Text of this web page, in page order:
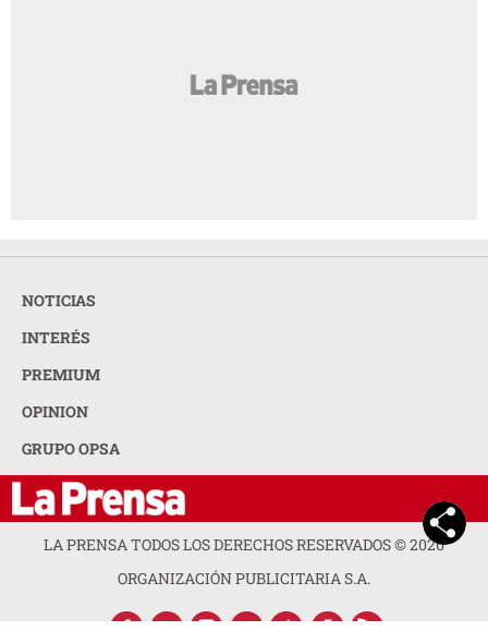
NOTICIAS
INTERÉS
PREMIUM
OPINION
GRUPO OPSA
LA PRENSA TODOS LOS DERECHOS RESERVADOS ©2026
ORGANIZACIÓN PUBLICITARIA S.A.